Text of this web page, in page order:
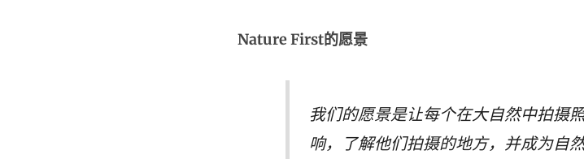
Nature First的愿景
我们的愿景是让每个在大自然中拍摄
响，了解他们拍摄的地方，并成为自